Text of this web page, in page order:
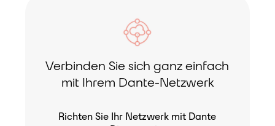
Verbinden Sie sich ganz einfach
mit Ihrem Dante-Netzwerk
Richten Sie Ihr Netzwerk mit Dante